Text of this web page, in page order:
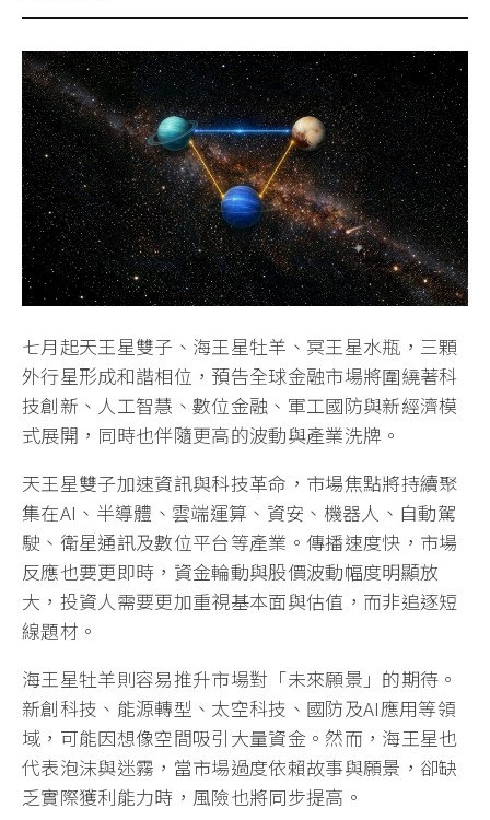
七月起天王星雙子、海王星牡羊、冥王星水瓶，三顆
外行星形成和諧相位，預告全球金融市場將圍繞著科
技創新、人工智慧、數位金融、軍工國防與新經濟模
式展開，同時也伴隨更高的波動與產業洗牌。
天王星雙子加速資訊與科技革命，市場焦點將持續聚
集在AI、半導體、雲端運算、資安、機器人、自動駕
駛、衛星通訊及數位平台等產業。傳播速度快，市場
反應也要更即時，資金輪動與股價波動幅度明顯放
大，投資人需要更加重視基本面與估值，而非追逐短
線題材。
海王星牡羊則容易推升市場對「未來願景」的期待。
新創科技、能源轉型、太空科技、國防及AI應用等領
域，可能因想像空間吸引大量資金。然而，海王星也
代表泡沫與迷霧，當市場過度依賴故事與願景，卻缺
乏實際獲利能力時，風險也將同步提高。